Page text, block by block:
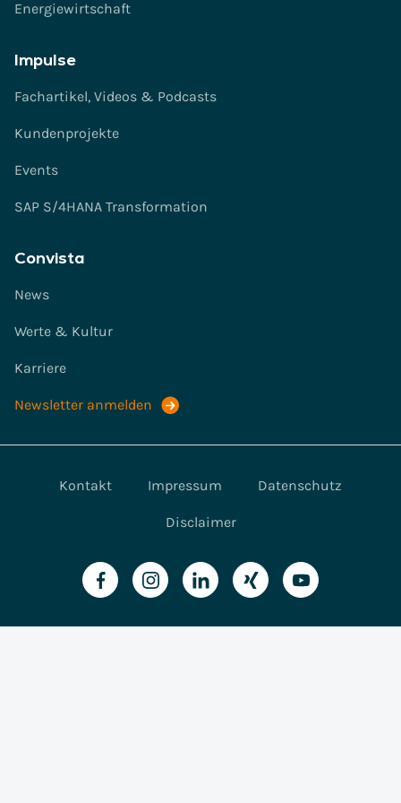
Energiewirtschaft
Impulse
Fachartikel, Videos & Podcasts
Kundenprojekte
Events
SAP S/4HANA Transformation
Convista
News
Werte & Kultur
Karriere
Newsletter anmelden
Kontakt Impressum Datenschutz
Disclaimer